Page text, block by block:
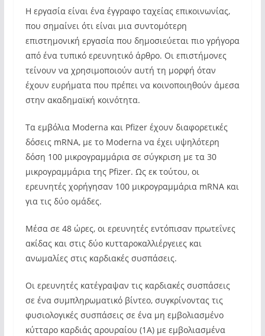
Η εργασία είναι ένα έγγραφο ταχείας επικοινωνίας,
που σημαίνει ότι είναι μια συντομότερη
επιστημονική εργασία που δημοσιεύεται πιο γρήγορα
από ένα τυπικό ερευνητικό άρθρο. Οι επιστήμονες
τείνουν να χρησιμοποιούν αυτή τη μορφή όταν
έχουν ευρήματα που πρέπει να κοινοποιηθούν άμεσα
στην ακαδημαϊκή κοινότητα.
Τα εμβόλια Moderna και Pfizer έχουν διαφορετικές
δόσεις mRNA, με το Moderna να έχει υψηλότερη
δόση 100 μικρογραμμάρια σε σύγκριση με τα 30
μικρογραμμάρια της Pfizer. Ως εκ τούτου, οι
ερευνητές χορήγησαν 100 μικρογραμμάρια mRNA και
για τις δύο ομάδες.
Μέσα σε 48 ώρες, οι ερευνητές εντόπισαν πρωτεΐνες
ακίδας και στις δύο κυτταροκαλλιέργειες και
ανωμαλίες στις καρδιακές συσπάσεις.
Οι ερευνητές κατέγραψαν τις καρδιακές συσπάσεις
σε ένα συμπληρωματικό βίντεο, συγκρίνοντας τις
φυσιολογικές συσπάσεις σε ένα μη εμβολιασμένο
κύτταρο καρδιάς αρουραίου (1Α) με εμβολιασμένα